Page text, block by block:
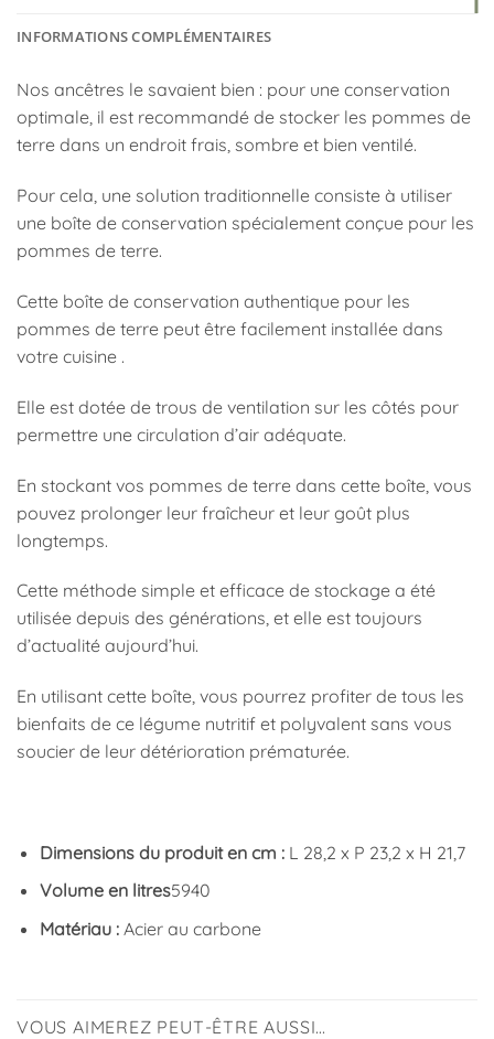
INFORMATIONS COMPLÉMENTAIRES
Nos ancêtres le savaient bien : pour une conservation
optimale, il est recommandé de stocker les pommes de
terre dans un endroit frais, sombre et bien ventilé.
Pour cela, une solution traditionnelle consiste à utiliser
une boîte de conservation spécialement conçue pour les
pommes de terre.
Cette boîte de conservation authentique pour les
pommes de terre peut être facilement installée dans
votre cuisine .
Elle est dotée de trous de ventilation sur les côtés pour
permettre une circulation d’air adéquate.
En stockant vos pommes de terre dans cette boîte, vous
pouvez prolonger leur fraîcheur et leur goût plus
longtemps.
Cette méthode simple et efficace de stockage a été
utilisée depuis des générations, et elle est toujours
d’actualité aujourd’hui.
En utilisant cette boîte, vous pourrez profiter de tous les
bienfaits de ce légume nutritif et polyvalent sans vous
soucier de leur détérioration prématurée.
Dimensions du produit en cm : L 28,2 x P 23,2 x H 21,7
Volume en litres5940
Matériau : Acier au carbone
VOUS AIMEREZ PEUT-ÊTRE AUSSI…